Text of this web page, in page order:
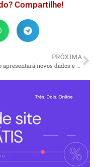
Compartilhe!
PRÓXIMA
Evento apresentará novos dados e estratégias para diabetes no país